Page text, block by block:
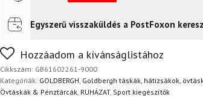
Futár a címreIngyenes
FoxPost
Egyszerű visszaküldés a PostFoxon
Nem biztos a választásában? Semmi gond – a
napon belül, indoklás nélkül.
Hozzáadom a kívánságlistához
Cikkszám: GB61602261-9000
Kategóriák: GOLDBERGH Goldbergh táskák, hátizsákok,
Övtáskák & Pénztárcák, RUHÁZAT, Sport kiegészítők